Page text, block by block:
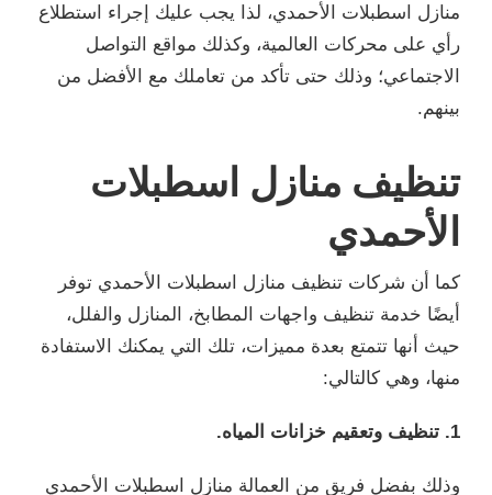
منازل اسطبلات الأحمدي، لذا يجب عليك إجراء استطلاع
رأي على محركات العالمية، وكذلك مواقع التواصل
الاجتماعي؛ وذلك حتى تأكد من تعاملك مع الأفضل من
بينهم.
تنظيف منازل اسطبلات
الأحمدي
كما أن شركات تنظيف منازل اسطبلات الأحمدي توفر
أيضًا خدمة تنظيف واجهات المطابخ، المنازل والفلل،
حيث أنها تتمتع بعدة مميزات، تلك التي يمكنك الاستفادة
منها، وهي كالتالي:
1. تنظيف وتعقيم خزانات المياه.
وذلك بفضل فريق من العمالة منازل اسطبلات الأحمدي